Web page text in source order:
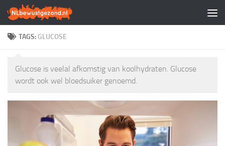
Doorgaan naar inhoud
TAGS: GLUCOSE
Glucose is veelal afkomstig van koolhydraten. Glucose
wordt ook wel bloedsuiker genoemd.